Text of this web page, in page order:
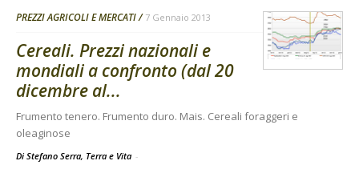
PREZZI AGRICOLI E MERCATI 7 Gennaio 2013
Cereali. Prezzi nazionali e
mondiali a confronto (dal 20
dicembre al...
Frumento tenero. Frumento duro. Mais. Cereali foraggeri e
oleaginose
Di Stefano Serra, Terra e Vita -